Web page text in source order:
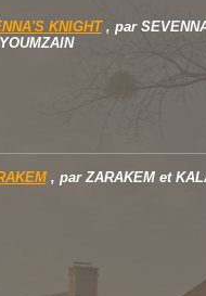
KNIGHT , par
YOUMZAIN
, parZARAKEMet